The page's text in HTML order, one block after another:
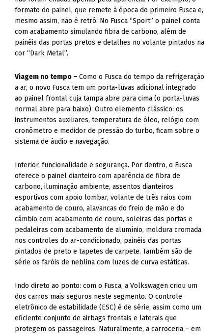
formato do painel, que remete à época do primeiro Fusca e,
mesmo assim, não é retrô. No Fusca “Sport” o painel conta
com acabamento simulando fibra de carbono, além de
painéis das portas pretos e detalhes no volante pintados na
cor “Dark Metal”.
Viagem no tempo –Como o Fusca do tempo da refrigeração
a ar, o novo Fusca tem um porta-luvas adicional integrado
ao painel frontal cuja tampa abre para cima (o porta-luvas
normal abre para baixo). Outro elemento clássico: os
instrumentos auxiliares, temperatura de óleo, relógio com
cronômetro e medidor de pressão do turbo, ficam sobre o
sistema de áudio e navegação.
Interior, funcionalidade e segurança. Por dentro, o Fusca
oferece o painel dianteiro com aparência de fibra de
carbono, iluminação ambiente, assentos dianteiros
esportivos com apoio lombar, volante de três raios com
acabamento de couro, alavancas do freio de mão e do
câmbio com acabamento de couro, soleiras das portas e
pedaleiras com acabamento de alumínio, moldura cromada
nos controles do ar-condicionado, painéis das portas
pintados de preto e tapetes de carpete. Também são de
série os faróis de neblina com luzes de curva estáticas.
Indo direto ao ponto: com o Fusca, a Volkswagen criou um
dos carros mais seguros neste segmento. O controle
eletrônico de estabilidade (ESC) é de série, assim como um
eficiente conjunto de airbags frontais e laterais que
protegem os passageiros. Naturalmente, a carroceria – em